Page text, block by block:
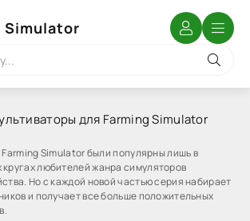
Simulator
для Farming Simulator
Simulator были популярны лишь в
любителей жанра симуляторов
Но с каждой новой частью серия набирает
и получает все больше положительных